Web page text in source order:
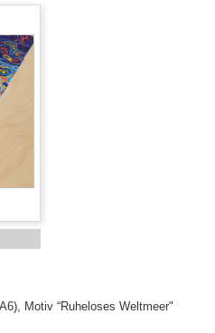
Motiv “Ruheloses Weltmeer"